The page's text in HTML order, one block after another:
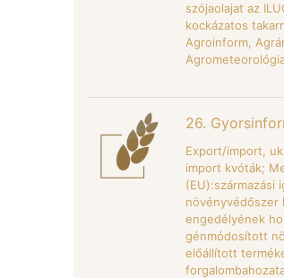
szójaolajat az
kockázatos
Agroinform,
26.
Export/import,
import kvóták;
(EU):származási
növényvédőszer
engedélyének
génmódosított
előállított